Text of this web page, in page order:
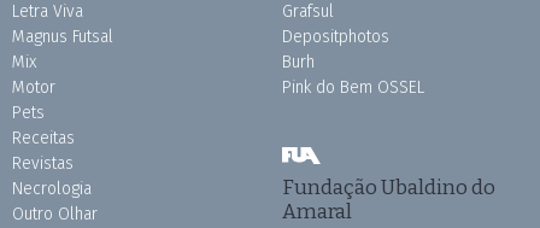
Letra Viva
Magnus Futsal
Mix
Motor
Pets
Receitas
Revistas
Necrologia
Outro Olhar
Grafsul
Depositphotos
Burh
Pink do Bem OSSEL
Fundação Ubaldino do
Amaral